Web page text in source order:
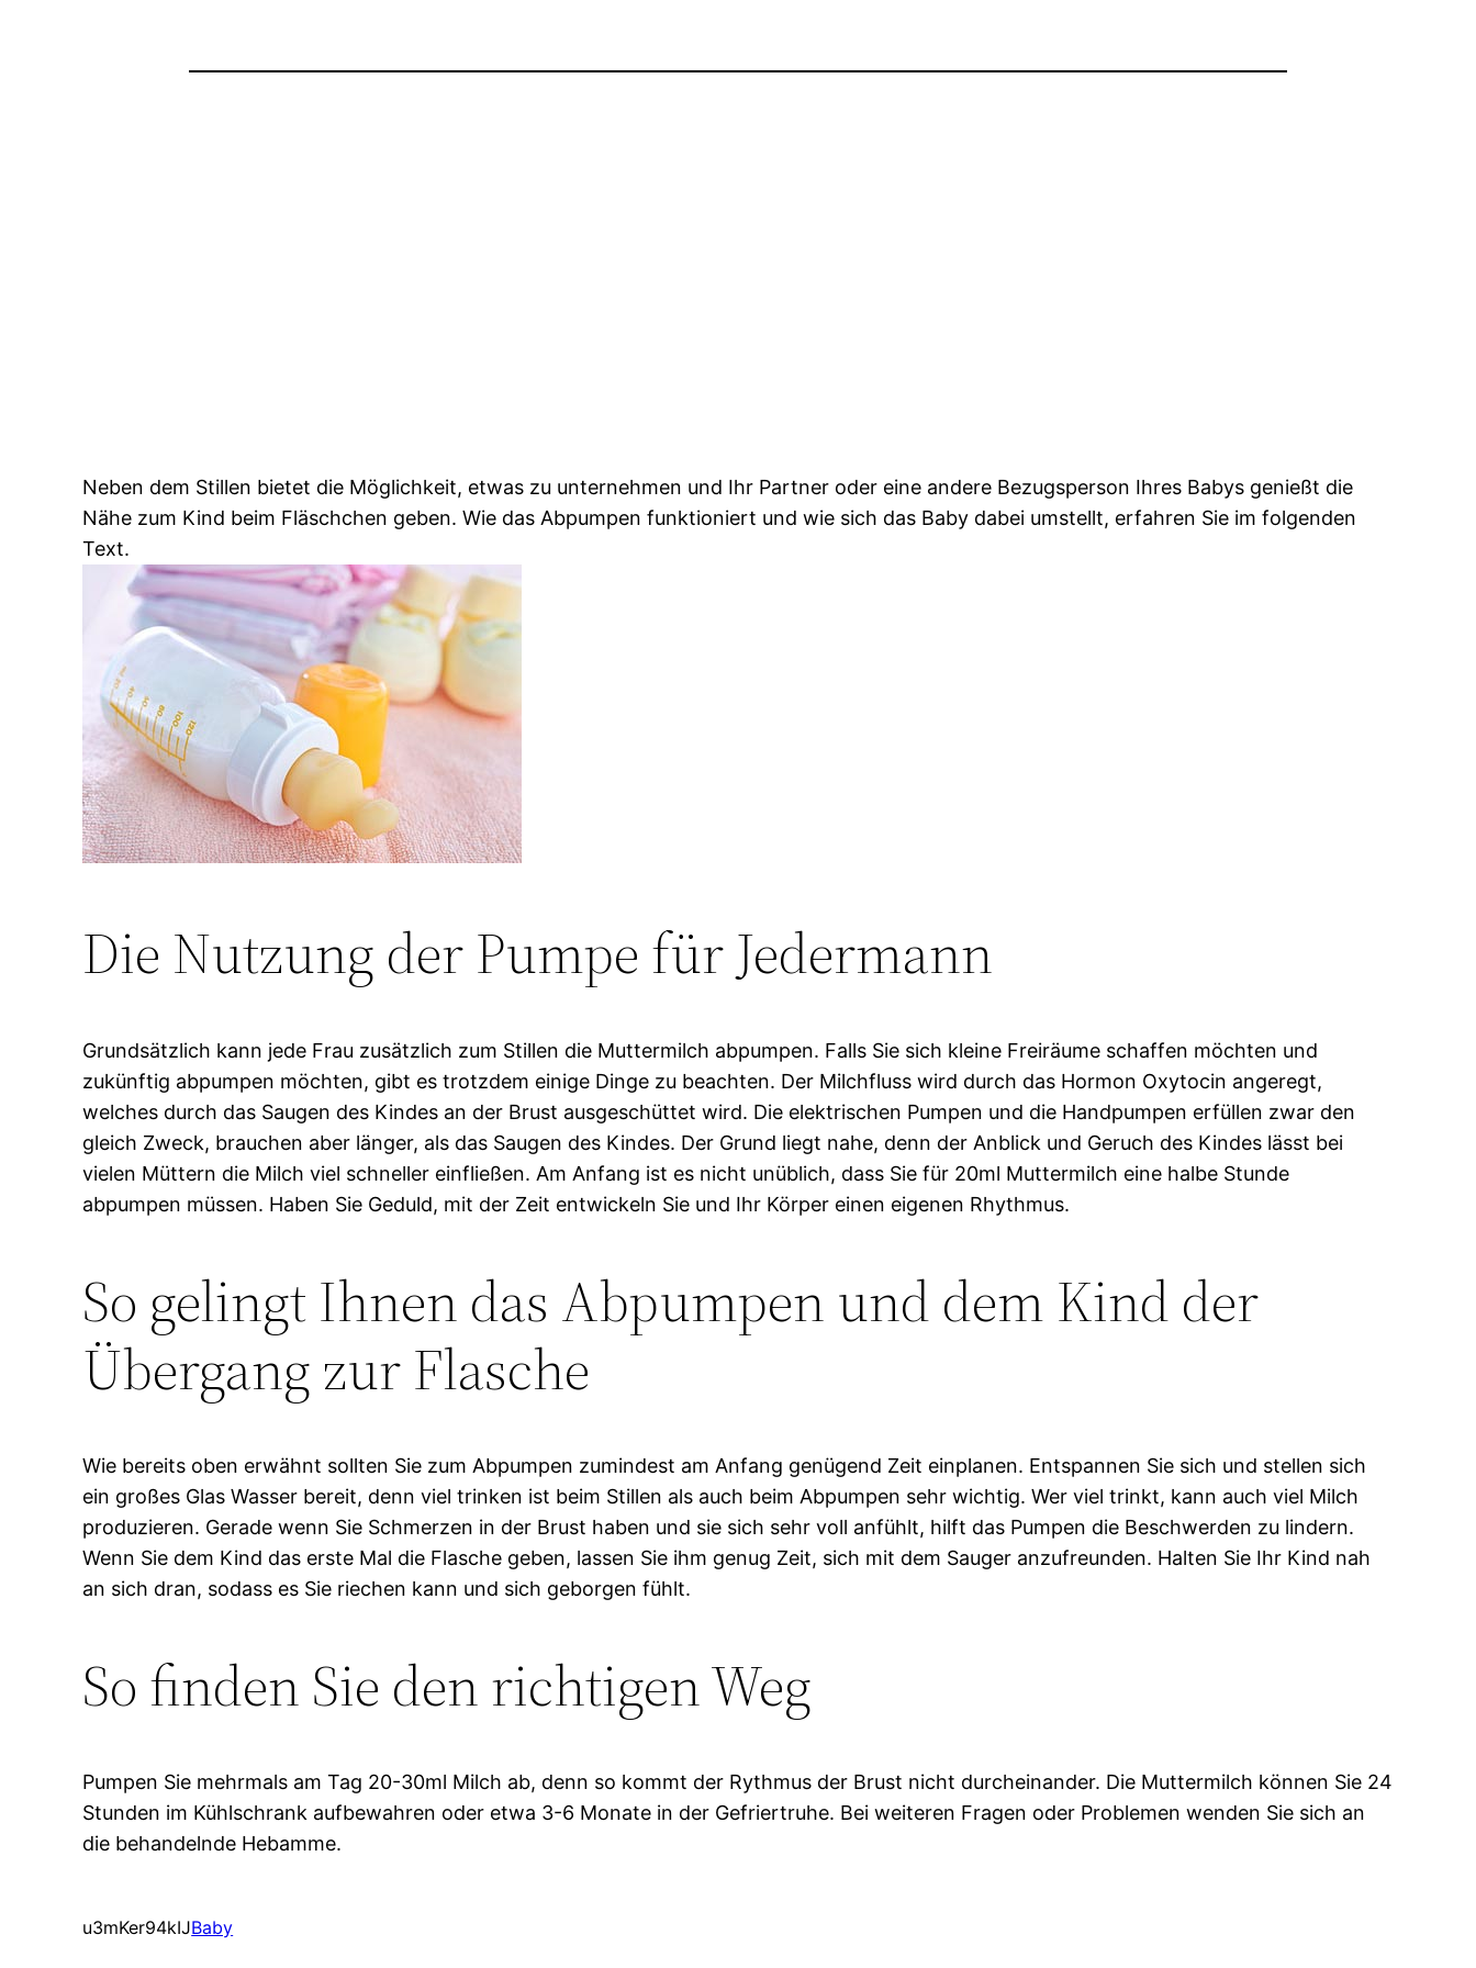
Neben dem Stillen bietet die Möglichkeit, etwas zu unternehmen und Ihr Partner oder eine andere Bezugsperson Ihres Babys genießt die
Nähe zum Kind beim Fläschchen geben. Wie das Abpumpen funktioniert und wie sich das Baby dabei umstellt, erfahren Sie im folgenden
Text.
Die Nutzung der Pumpe für Jedermann
Grundsätzlich kann jede Frau zusätzlich zum Stillen die Muttermilch abpumpen. Falls Sie sich kleine Freiräume schaffen möchten und
zukünftig abpumpen möchten, gibt es trotzdem einige Dinge zu beachten. Der Milchfluss wird durch das Hormon Oxytocin angeregt,
welches durch das Saugen des Kindes an der Brust ausgeschüttet wird. Die elektrischen Pumpen und die Handpumpen erfüllen zwar den
gleich Zweck, brauchen aber länger, als das Saugen des Kindes. Der Grund liegt nahe, denn der Anblick und Geruch des Kindes lässt bei
vielen Müttern die Milch viel schneller einfließen. Am Anfang ist es nicht unüblich, dass Sie für 20ml Muttermilch eine halbe Stunde
abpumpen müssen. Haben Sie Geduld, mit der Zeit entwickeln Sie und Ihr Körper einen eigenen Rhythmus.
So gelingt Ihnen das Abpumpen und dem Kind der
Übergang zur Flasche
Wie bereits oben erwähnt sollten Sie zum Abpumpen zumindest am Anfang genügend Zeit einplanen. Entspannen Sie sich und stellen sich
ein großes Glas Wasser bereit, denn viel trinken ist beim Stillen als auch beim Abpumpen sehr wichtig. Wer viel trinkt, kann auch viel Milch
produzieren. Gerade wenn Sie Schmerzen in der Brust haben und sie sich sehr voll anfühlt, hilft das Pumpen die Beschwerden zu lindern.
Wenn Sie dem Kind das erste Mal die Flasche geben, lassen Sie ihm genug Zeit, sich mit dem Sauger anzufreunden. Halten Sie Ihr Kind nah
an sich dran, sodass es Sie riechen kann und sich geborgen fühlt.
So finden Sie den richtigen Weg
Pumpen Sie mehrmals am Tag 20-30ml Milch ab, denn so kommt der Rythmus der Brust nicht durcheinander. Die Muttermilch können Sie 24
Stunden im Kühlschrank aufbewahren oder etwa 3-6 Monate in der Gefriertruhe. Bei weiteren Fragen oder Problemen wenden Sie sich an
die behandelnde Hebamme.
u3mKer94kIJBaby